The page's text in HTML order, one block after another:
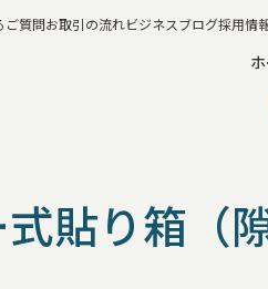
ご質問お取引の流れビジネスブログ採用情
貼り箱（